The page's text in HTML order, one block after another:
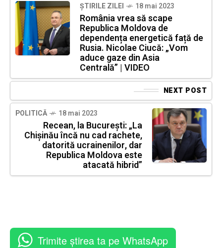
ȘTIRILE ZILEI 18 mai 2023
România vrea să scape
Republica Moldova de
dependența energetică față de
Rusia. Nicolae Ciucă: „Vom
aduce gaze din Asia
Centrală” | VIDEO
NEXT POST
POLITICĂ 18 mai 2023
Recean, la București: „La
Chişinău încă nu cad rachete,
datorită ucrainenilor, dar
Republica Moldova este
atacată hibrid”
Trimite știrea ta pe WhatsApp